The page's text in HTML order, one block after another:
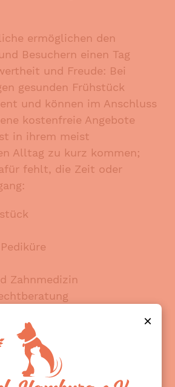
ermöglichen den
Besuchern einen Tag
und Freude: Bei
gesunden Frühstück
und können im Anschluss
kostenfreie Angebote
in ihrem meist
Alltag zu kurz kommen;
fehlt, die Zeit oder
Zahnmedizin
×